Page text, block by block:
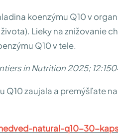
koenzýmu Q10 v
Lieky na znižovanie
Q10 v tele.
in Nutrition 2025;
Q10 zaujala a premýšľate
natural-q10-30-